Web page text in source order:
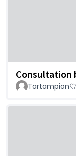
Consultation
Tartampion